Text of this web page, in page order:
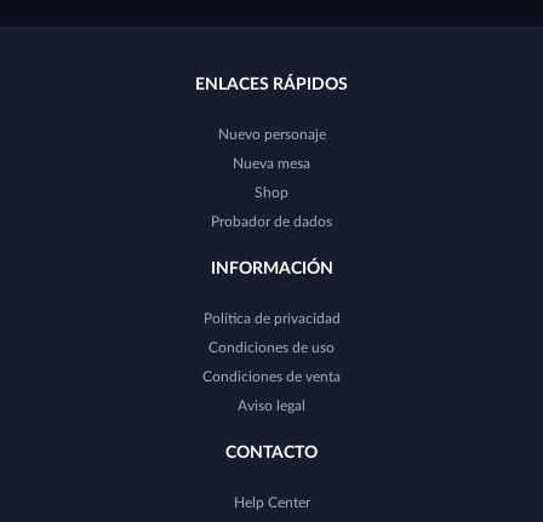
ENLACES RÁPIDOS
Nuevo personaje
Nueva mesa
Shop
Probador de dados
INFORMACIÓN
Política de privacidad
Condiciones de uso
Condiciones de venta
Aviso legal
CONTACTO
Help Center